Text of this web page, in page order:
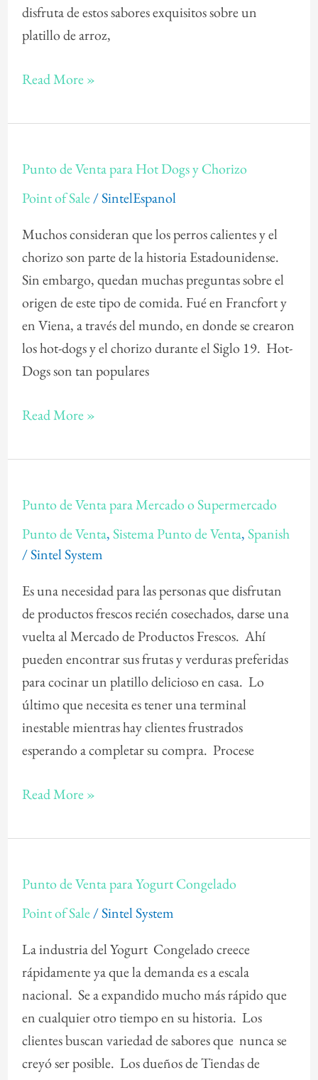
disfruta de estos sabores exquisitos sobre un
platillo de arroz,
Read More »
Punto de Venta para Hot Dogs y Chorizo
Point of Sale/SintelEspanol
Muchos consideran que los perros calientes y el
chorizo son parte de la historia Estadounidense.
Sin embargo, quedan muchas preguntas sobre el
origen de este tipo de comida. Fué en Francfort y
en Viena, a través del mundo, en donde se crearon
los hot-dogs y el chorizo durante el Siglo 19. Hot-
Dogs son tan populares
de
Venta
Chorizo
Read More »
Punto de Venta para Mercado o Supermercado
Punto de Venta,Sistema Punto de Venta,Spanish
/Sintel System
Es una necesidad para las personas que disfrutan
de productos frescos recién cosechados, darse una
vuelta al Mercado de Productos Frescos. Ahí
pueden encontrar sus frutas y verduras preferidas
para cocinar un platillo delicioso en casa. Lo
último que necesita es tener una terminal
inestable mientras hay clientes frustrados
esperando a completar su compra. Procese
de
Venta
para
Mercado
o
Supermercado
Read More »
Punto de Venta para Yogurt Congelado
Point of Sale/Sintel System
La industria del Yogurt Congelado creece
rápidamente ya que la demanda es a escala
nacional. Se a expandido mucho más rápido que
en cualquier otro tiempo en su historia. Los
clientes buscan variedad de sabores que nunca se
creyó ser posible. Los dueños de Tiendas de
de
Venta
Congelado